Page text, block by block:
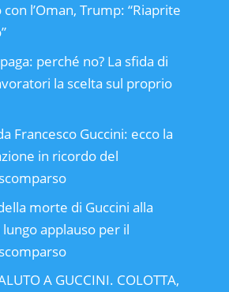
con l’Oman, Trump: “Riaprite
perché no? La sfida di
la scelta sul proprio
Francesco Guccini: ecco la
in ricordo del
morte di Guccini alla
applauso per il
A GUCCINI. COLOTTA,